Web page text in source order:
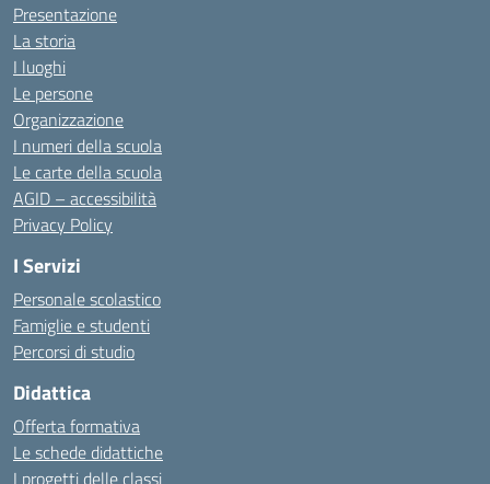
Presentazione
La storia
I luoghi
Le persone
Organizzazione
I numeri della scuola
Le carte della scuola
AGID – accessibilità
Privacy Policy
I Servizi
Personale scolastico
Famiglie e studenti
Percorsi di studio
Didattica
Offerta formativa
Le schede didattiche
I progetti delle classi